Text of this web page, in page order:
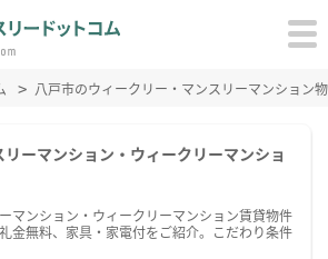
八戸市のウィークリー・マンスリーマンション
ーマンション・ウィークリーマンショ
マンション・ウィークリーマンション賃貸物件
金無料、家具・家電付をご紹介。こだわり条件